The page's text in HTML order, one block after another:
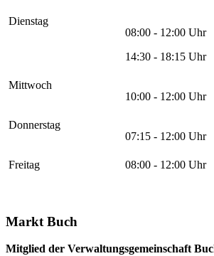
Dienstag
08:00 - 12:00 Uhr
14:30 - 18:15 Uhr
Mittwoch
10:00 - 12:00 Uhr
Donnerstag
07:15 - 12:00 Uhr
Freitag 08:00 - 12:00 Uhr
Markt Buch
Mitglied der Verwaltungsgemeinschaft